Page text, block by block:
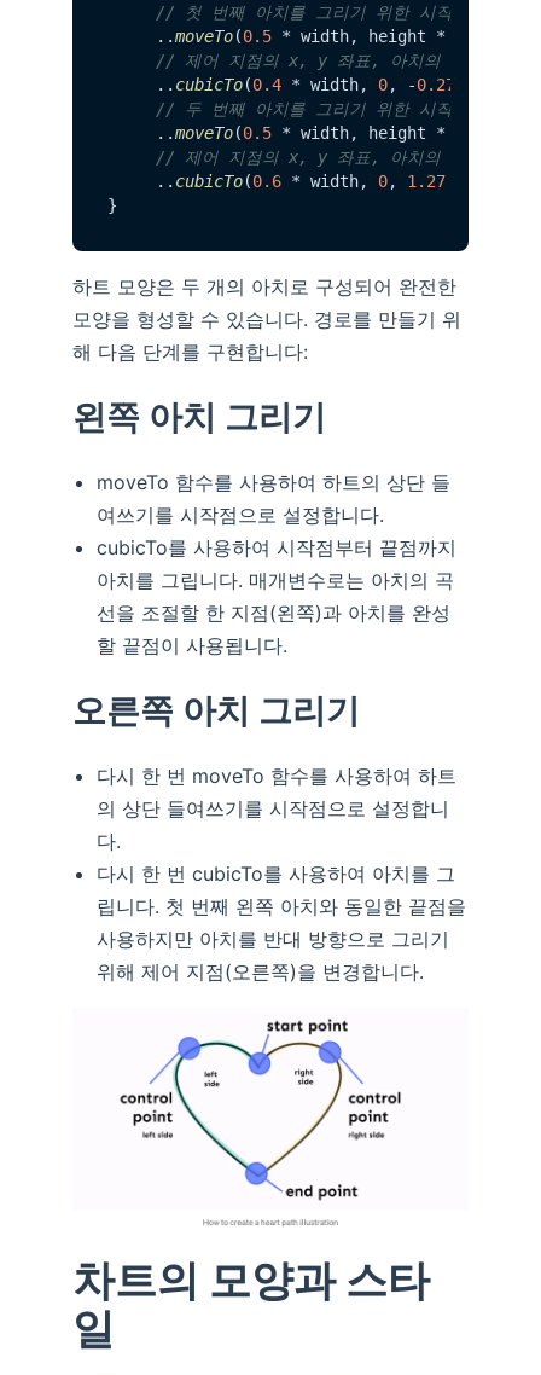
// 첫 번째 아치를 그리기 위한 시작 지점
     ..
moveTo(0.5 * width, height *
// 제어 지점의 x, y 좌표, 아치의 끝점의
     ..
cubicTo(0.4 * width, 0, -0.27
// 두 번째 아치를 그리기 위한 시작 지점
     ..
moveTo(0.5 * width, height *
// 제어 지점의 x, y 좌표, 아치의 끝점의
     ..
cubicTo(0.6 * width, 0, 1.27 * width,
하트 모양은 두 개의 아치로 구성되어 완전한
모양을 형성할 수 있습니다. 경로를 만들기 위
해 다음 단계를 구현합니다:
왼쪽 아치 그리기
moveTo 함수를 사용하여 하트의 상단 들
여쓰기를 시작점으로 설정합니다.
cubicTo를 사용하여 시작점부터 끝점까지
아치를 그립니다. 매개변수로는 아치의 곡
선을 조절할 한 지점(왼쪽)과 아치를 완성
할 끝점이 사용됩니다.
오른쪽 아치 그리기
다시 한 번 moveTo 함수를 사용하여 하트
의 상단 들여쓰기를 시작점으로 설정합니
다.
다시 한 번 cubicTo를 사용하여 아치를 그
립니다. 첫 번째 왼쪽 아치와 동일한 끝점을
사용하지만 아치를 반대 방향으로 그리기
위해 제어 지점(오른쪽)을 변경합니다.
차트의 모양과 스타
일